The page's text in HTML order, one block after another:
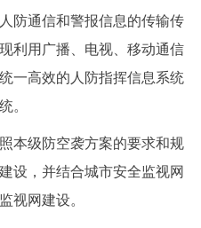
防通信和警报信息的传输传
利用广播、电视、移动通信
一高效的人防指挥信息系统
。
级防空袭方案的要求和规
设，并结合城市安全监视网
视网建设。